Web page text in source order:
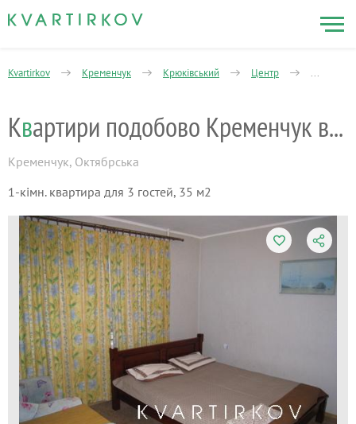
Kvartirkov Кременчук Крюківський Центр 1-
Кв артири подобово Кременчук від кремдома
Кременчук, Октябрська
1-кімн. квартира для 3 гостей, 35 м2